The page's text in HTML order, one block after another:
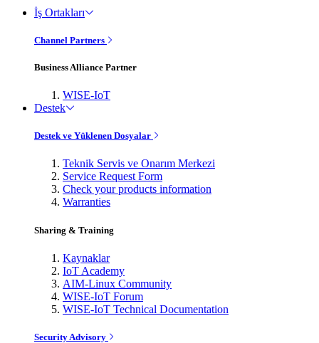
İş Ortakları
Channel Partners
Business Alliance Partner
WISE-IoT
Destek
Destek ve Yüklenen Dosyalar
Teknik Servis ve Onarım Merkezi
Service Request Form
Check your products information
Warranties
Sharing & Training
Kaynaklar
IoT Academy
AIM-Linux Community
WISE-IoT Forum
WISE-IoT Technical Documentation
Security Advisory